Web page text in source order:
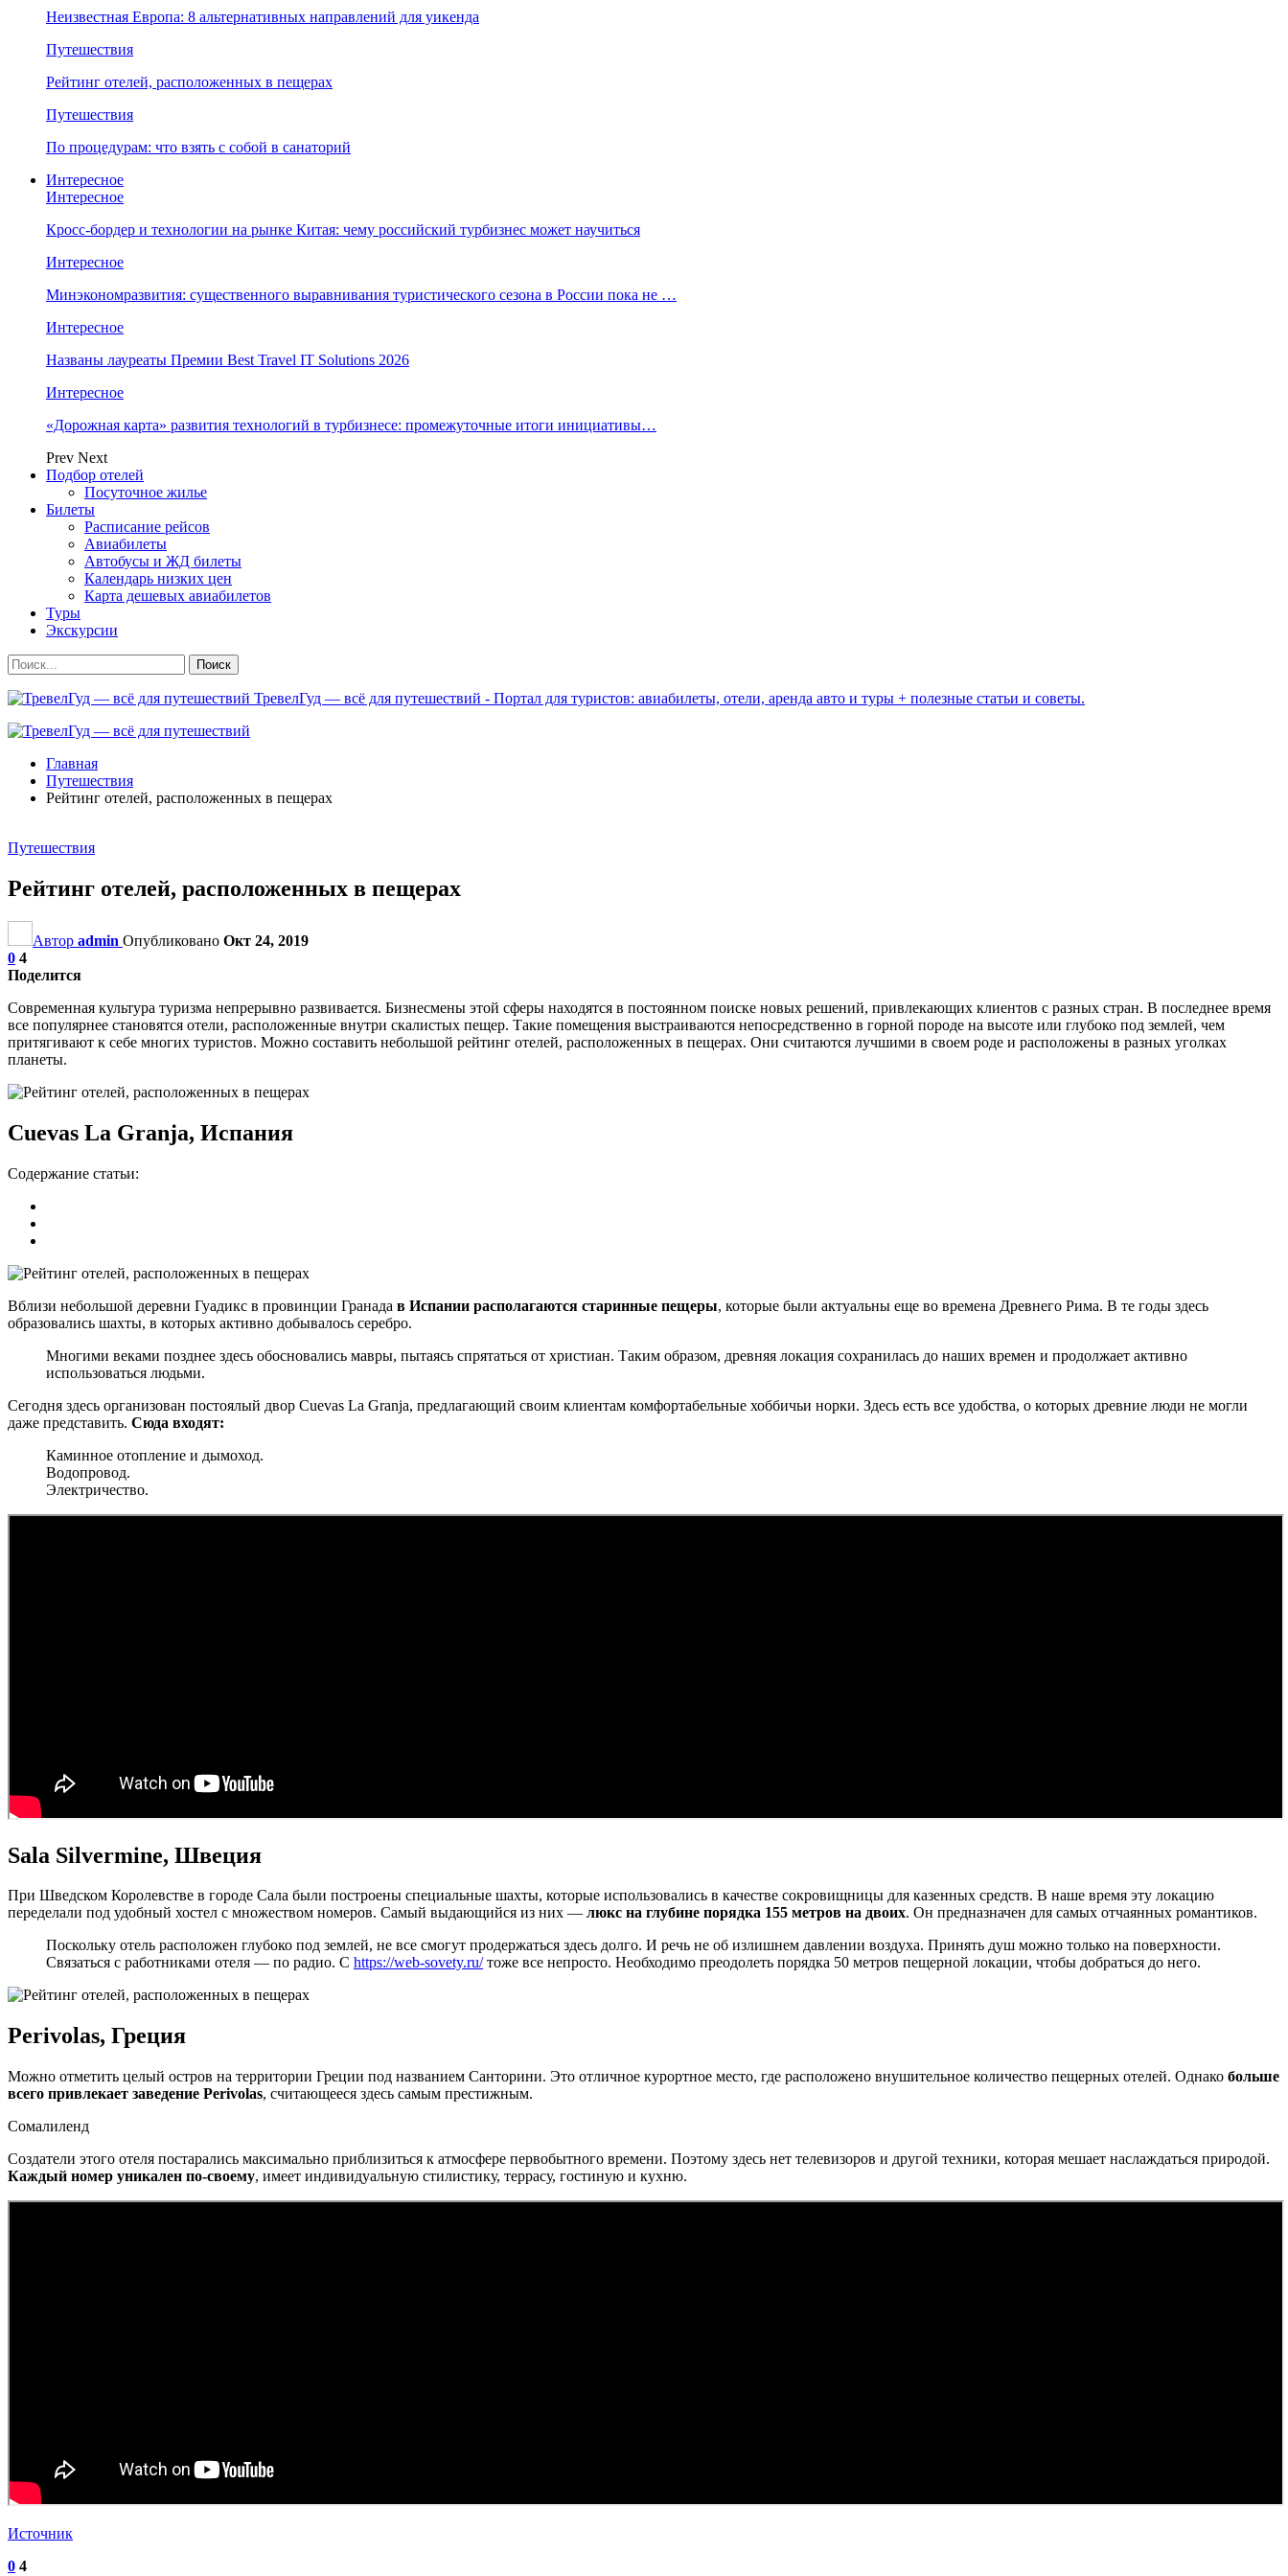
Неизвестная Европа: 8 альтернативных направлений для уикенда
Путешествия
Рейтинг отелей, расположенных в пещерах
Путешествия
По процедурам: что взять с собой в санаторий
Интересное
Интересное
Кросс-бордер и технологии на рынке Китая: чему российский турбизнес может научиться
Интересное
Минэкономразвития: существенного выравнивания туристического сезона в России пока не …
Интересное
Названы лауреаты Премии Best Travel IT Solutions 2026
Интересное
«Дорожная карта» развития технологий в турбизнесе: промежуточные итоги инициативы…
Prev Next
Подбор отелей
Посуточное жилье
Билеты
Расписание рейсов
Авиабилеты
Автобусы и ЖД билеты
Календарь низких цен
Карта дешевых авиабилетов
Туры
Экскурсии
ТревелГуд — всё для путешествий - Портал для туристов: авиабилеты, отели, аренда авто и туры + полезные статьи и советы.
Главная
Путешествия
Рейтинг отелей, расположенных в пещерах
Путешествия
Рейтинг отелей, расположенных в пещерах
Автор admin Опубликовано Окт 24, 2019
0 4
Поделится
Современная культура туризма непрерывно развивается. Бизнесмены этой сферы находятся в постоянном поиске новых решений, привлекающих клиентов с разных стран. В последнее время
все популярнее становятся отели, расположенные внутри скалистых пещер. Такие помещения выстраиваются непосредственно в горной породе на высоте или глубоко под землей, чем
притягивают к себе многих туристов. Можно составить небольшой рейтинг отелей, расположенных в пещерах. Они считаются лучшими в своем роде и расположены в разных уголках
планеты.
Cuevas La Granja, Испания
Содержание статьи:
Вблизи небольшой деревни Гуадикс в провинции Гранада в Испании располагаются старинные пещеры, которые были актуальны еще во времена Древнего Рима. В те годы здесь
образовались шахты, в которых активно добывалось серебро.
Многими веками позднее здесь обосновались мавры, пытаясь спрятаться от христиан. Таким образом, древняя локация сохранилась до наших времен и продолжает активно
использоваться людьми.
Сегодня здесь организован постоялый двор Cuevas La Granja, предлагающий своим клиентам комфортабельные хоббичьи норки. Здесь есть все удобства, о которых древние люди не могли
даже представить. Сюда входят:
Каминное отопление и дымоход.
Водопровод.
Электричество.
Sala Silvermine, Швеция
При Шведском Королевстве в городе Сала были построены специальные шахты, которые использовались в качестве сокровищницы для казенных средств. В наше время эту локацию
переделали под удобный хостел с множеством номеров. Самый выдающийся из них — люкс на глубине порядка 155 метров на двоих. Он предназначен для самых отчаянных романтиков.
Поскольку отель расположен глубоко под землей, не все смогут продержаться здесь долго. И речь не об излишнем давлении воздуха. Принять душ можно только на поверхности.
Связаться с работниками отеля — по радио. С https://web-sovety.ru/тоже все непросто. Необходимо преодолеть порядка 50 метров пещерной локации, чтобы добраться до него.
Perivolas, Греция
Можно отметить целый остров на территории Греции под названием Санторини. Это отличное курортное место, где расположено внушительное количество пещерных отелей. Однако больше
всего привлекает заведение Perivolas, считающееся здесь самым престижным.
Сомалиленд
Создатели этого отеля постарались максимально приблизиться к атмосфере первобытного времени. Поэтому здесь нет телевизоров и другой техники, которая мешает наслаждаться природой.
Каждый номер уникален по-своему, имеет индивидуальную стилистику, террасу, гостиную и кухню.
Источник
0 4